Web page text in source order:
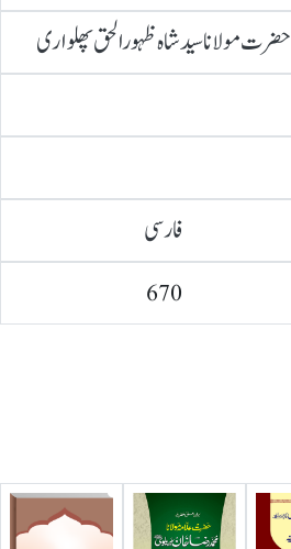
حضرت مولانا سیدشاہ ظہورالحق پھلواری
فارسی
670